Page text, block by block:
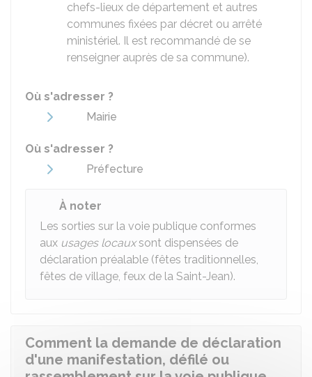
chefs-lieux de département et autres
communes fixées par décret ou arrêté
ministériel. Il est recommandé de se
renseigner auprès de sa commune).
Où s'adresser ?
Mairie
Où s'adresser ?
Préfecture
À noter
Les sorties sur la voie publique conformes
aux usages locauxsont dispensées de
déclaration préalable (fêtes traditionnelles,
fêtes de village, feux de la Saint-Jean).
Comment la demande de déclaration
d'une manifestation, défilé ou